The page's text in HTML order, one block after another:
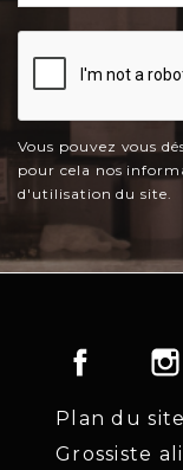
Vous pouvez vous
pour cela nos
d'utilisation du site.
Facebook
Plan du site
Grossiste